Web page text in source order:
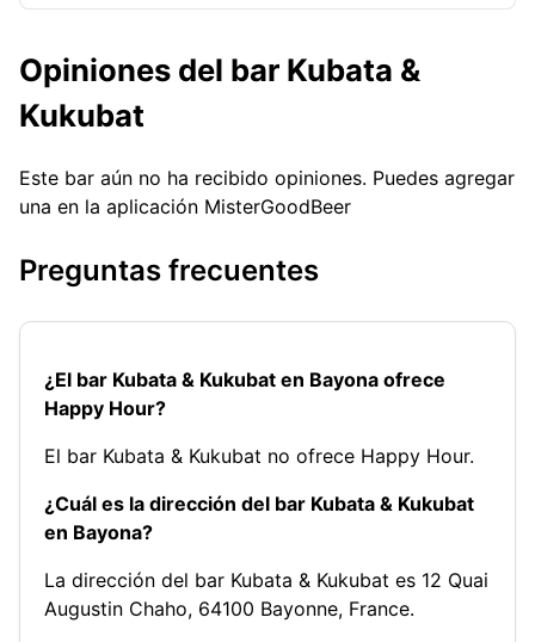
Opiniones del bar Kubata &
Kukubat
Este bar aún no ha recibido opiniones. Puedes agregar
una en la aplicación MisterGoodBeer
Preguntas frecuentes
¿El bar Kubata & Kukubat en Bayona ofrece
Happy Hour?
El bar Kubata & Kukubat no ofrece Happy Hour.
¿Cuál es la dirección del bar Kubata & Kukubat
en Bayona?
La dirección del bar Kubata & Kukubat es 12 Quai
Augustin Chaho, 64100 Bayonne, France.